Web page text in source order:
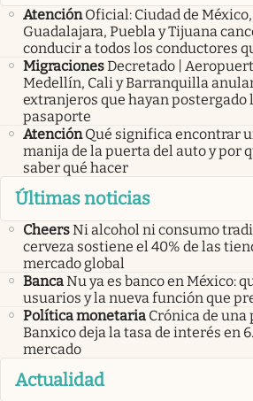
Atención Oficial: Ciudad de
Guadalajara, Puebla y Tijuana
conducir a todos los conductores
MigracionesDecretado |
Medellín, Cali y Barranquilla
extranjeros que hayan postergado
pasaporte
Atención Qué significa encontrar
manija de la puerta del auto y por
saber qué hacer
Últimas noticias
CheersNi alcohol ni consumo
cerveza sostiene el 40% de las
mercado global
BancaNu ya es banco en México:
usuarios y la nueva función que
Política monetaria Crónica de una
Banxico deja la tasa de interés en
mercado
Actualidad